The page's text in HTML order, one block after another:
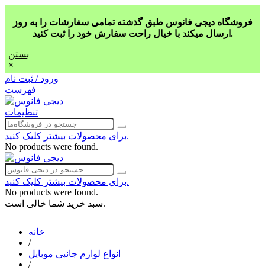
فروشگاه دیجی فانوس طبق گذشته تمامی سفارشات را به روز
ارسال میکند با خیال راحت سفارش خود را ثبت کنید.
بستن
×
ورود / ثبت نام
فهرست
تنظیمات
برای محصولات بیشتر کلیک کنید.
No products were found.
برای محصولات بیشتر کلیک کنید.
No products were found.
سبد خرید شما خالی است.
خانه
/
انواع لوازم جانبی موبایل
/